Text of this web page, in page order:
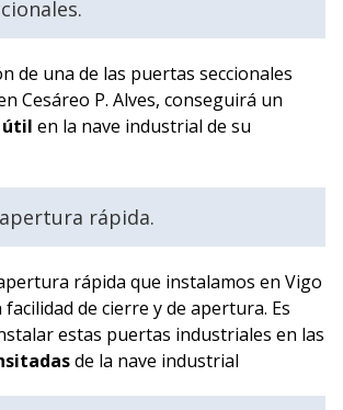
de una de las puertas seccionales
Cesáreo P. Alves, conseguirá un
útil en la nave industrial de su
rápida.
rápida que instalamos en Vigo
de cierre y de apertura. Es
estas puertas industriales en las
de la nave industrial